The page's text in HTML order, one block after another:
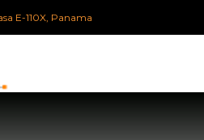
E-110X, Panama